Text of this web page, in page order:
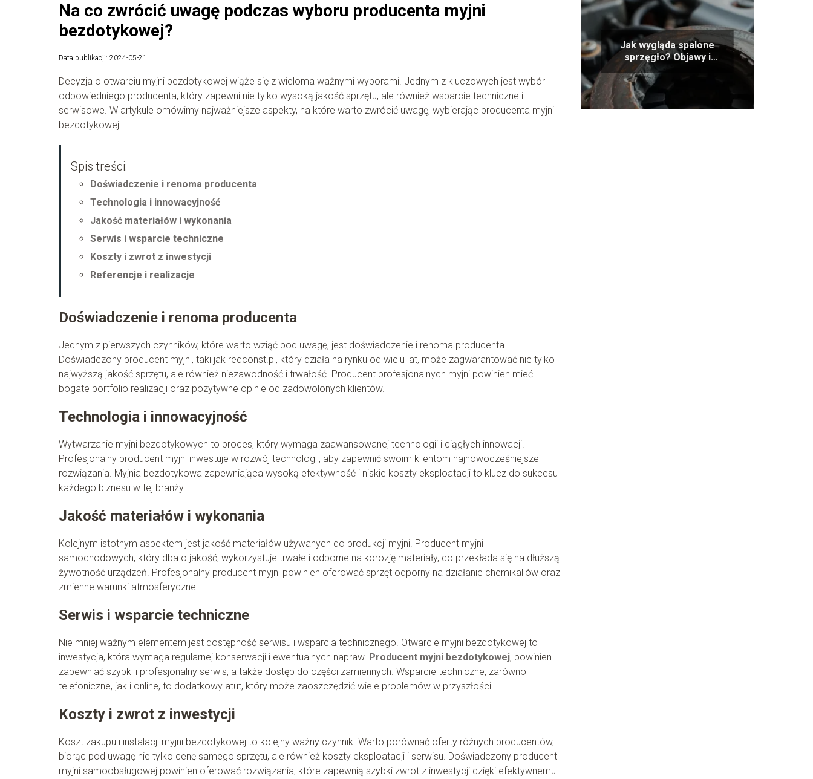
Na co zwrócić uwagę podczas wyboru producenta myjni
bezdotykowej?
Data publikacji: 2024-05-21
Decyzja o otwarciu myjni bezdotykowej wiąże się z wieloma ważnymi wyborami. Jednym z kluczowych jest wybór
odpowiedniego producenta, który zapewni nie tylko wysoką jakość sprzętu, ale również wsparcie techniczne i
serwisowe. W artykule omówimy najważniejsze aspekty, na które warto zwrócić uwagę, wybierając producenta myjni
bezdotykowej.
Spis treści:
Doświadczenie i renoma producenta
Technologia i innowacyjność
Jakość materiałów i wykonania
Serwis i wsparcie techniczne
Koszty i zwrot z inwestycji
Referencje i realizacje
Doświadczenie i renoma producenta
Jednym z pierwszych czynników, które warto wziąć pod uwagę, jest doświadczenie i renoma producenta.
Doświadczony producent myjni, taki jak redconst.pl, który działa na rynku od wielu lat, może zagwarantować nie tylko
najwyższą jakość sprzętu, ale również niezawodność i trwałość. Producent profesjonalnych myjni powinien mieć
bogate portfolio realizacji oraz pozytywne opinie od zadowolonych klientów.
Technologia i innowacyjność
Wytwarzanie myjni bezdotykowych to proces, który wymaga zaawansowanej technologii i ciągłych innowacji.
Profesjonalny producent myjni inwestuje w rozwój technologii, aby zapewnić swoim klientom najnowocześniejsze
rozwiązania. Myjnia bezdotykowa zapewniająca wysoką efektywność i niskie koszty eksploatacji to klucz do sukcesu
każdego biznesu w tej branży.
Jakość materiałów i wykonania
Kolejnym istotnym aspektem jest jakość materiałów używanych do produkcji myjni. Producent myjni
samochodowych, który dba o jakość, wykorzystuje trwałe i odporne na korozję materiały, co przekłada się na dłuższą
żywotność urządzeń. Profesjonalny producent myjni powinien oferować sprzęt odporny na działanie chemikaliów oraz
zmienne warunki atmosferyczne.
Serwis i wsparcie techniczne
Nie mniej ważnym elementem jest dostępność serwisu i wsparcia technicznego. Otwarcie myjni bezdotykowej to
inwestycja, która wymaga regularnej konserwacji i ewentualnych napraw. Producent myjni bezdotykowej, powinien
zapewniać szybki i profesjonalny serwis, a także dostęp do części zamiennych. Wsparcie techniczne, zarówno
telefoniczne, jak i online, to dodatkowy atut, który może zaoszczędzić wiele problemów w przyszłości.
Koszty i zwrot z inwestycji
Koszt zakupu i instalacji myjni bezdotykowej to kolejny ważny czynnik. Warto porównać oferty różnych producentów,
biorąc pod uwagę nie tylko cenę samego sprzętu, ale również koszty eksploatacji i serwisu. Doświadczony producent
myjni samoobsługowej powinien oferować rozwiązania, które zapewnią szybki zwrot z inwestycji dzięki efektywnemu
Jak wygląda spalone
sprzęgło? Objawy i
przyczyny awarii